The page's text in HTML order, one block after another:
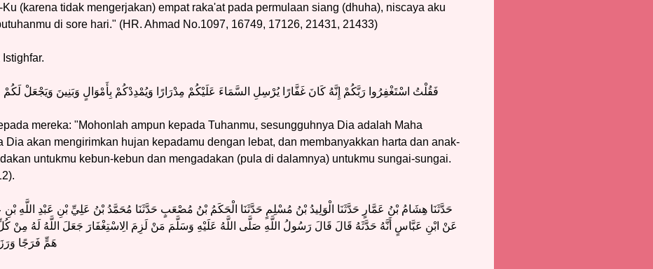
(karena tidak mengerjakan) empat raka'at pada permulaan siang (dhuha), niscaya aku
di sore hari." (HR. Ahmad No.1097, 16749, 17126, 21431, 21433)
فَقُلْتُ اسْتَغْفِرُوا رَبَّكُمْ إِنَّهُ كَانَ غَفَّارًا يُرْسِلِ السَّمَاءَ عَلَيْكُمْ مِدْرَارًا وَيُمْدِدْكُمْ بِأَمْوَالٍ وَبَنِينَ وَيَجْعَلْ لَكُمْ
mereka: "Mohonlah ampun kepada Tuhanmu, sesungguhnya Dia adalah Maha
Dia akan mengirimkan hujan kepadamu dengan lebat, dan membanyakkan harta dan anak-
untukmu kebun-kebun dan mengadakan (pula di dalamnya) untukmu sungai-sungai.
حَدَّثَنَا هِشَامُ بْنُ عَمَّارٍ حَدَّثَنَا الْوَلِيدُ بْنُ مُسْلِمٍ حَدَّثَنَا الْحَكَمُ بْنُ مُصْعَبٍ حَدَّثَنَا مُحَمَّدُ بْنُ عَلِيِّ بْنِ عَبْدِ اللَّهِ بْنِ
عَنْ ابْنِ عَبَّاسٍ أَنَّهُ حَدَّثَهُ قَالَ قَالَ رَسُولُ اللَّهِ صَلَّى اللَّهُ عَلَيْهِ وَسَلَّمَ مَنْ لَزِمَ الِاسْتِغْفَارَ جَعَلَ اللَّهُ لَهُ
هَمٍّ فَرَجًا